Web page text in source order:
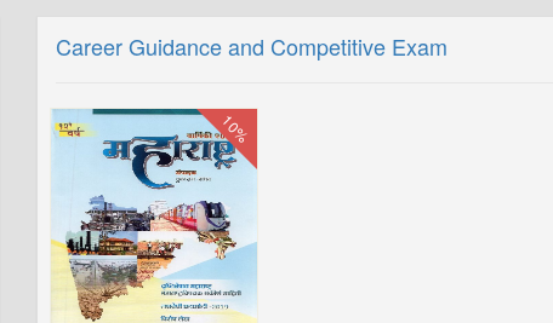
Career Guidance and Competitive Exam
10%